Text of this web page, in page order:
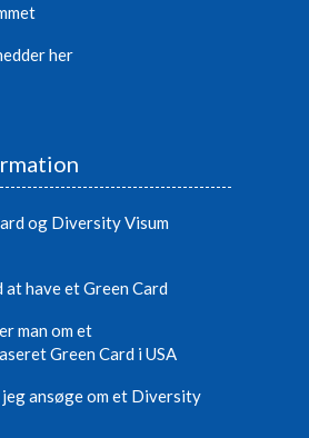
her
og Diversity Visum
at have et Green Card
man om et
Green Card i USA
jeg ansøge om et Diversity